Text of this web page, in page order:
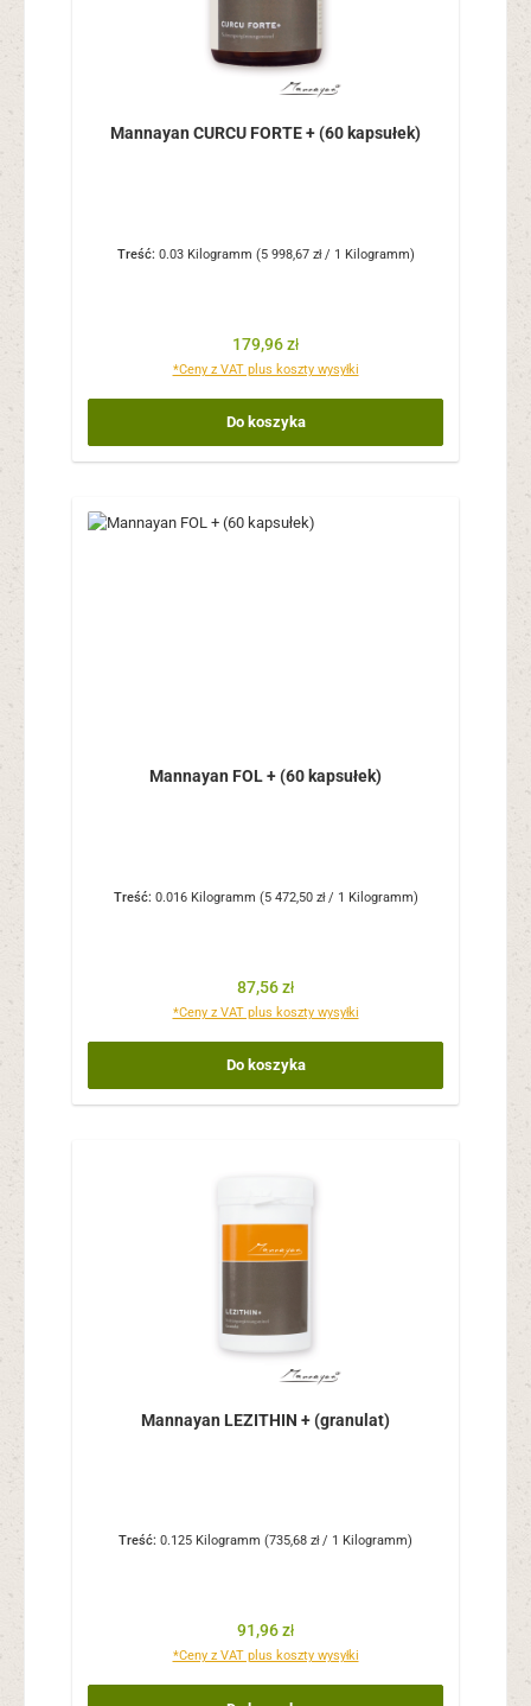
Mannayan CURCU FORTE + (60 kapsułek)
Treść: 0.03 Kilogramm (5 998,67 zł / 1 Kilogramm)
Cena regularna:
179,96 zł
*Ceny z VAT plus koszty wysyłki
Do koszyka
Mannayan FOL + (60 kapsułek)
Treść: 0.016 Kilogramm (5 472,50 zł / 1 Kilogramm)
Cena regularna:
87,56 zł
*Ceny z VAT plus koszty wysyłki
Do koszyka
Mannayan LEZITHIN + (granulat)
Treść: 0.125 Kilogramm (735,68 zł / 1 Kilogramm)
Cena regularna:
91,96 zł
*Ceny z VAT plus koszty wysyłki